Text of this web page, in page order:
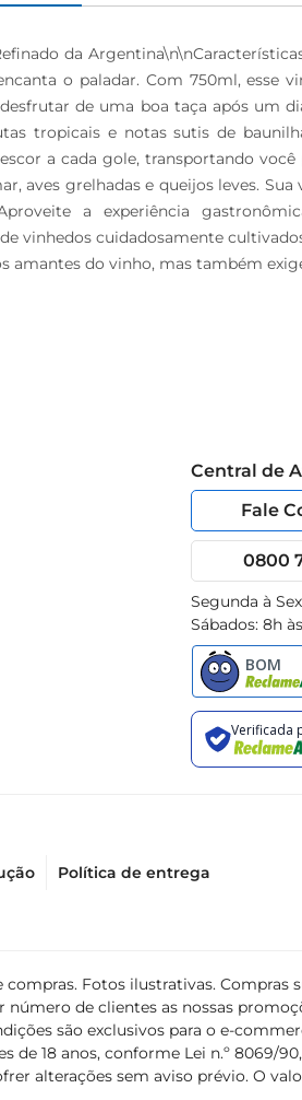
da
o paladar. Com 750ml,
de uma boa taça após um
tropicais e notas sutis de
a cada gole, transportando
aves grelhadas e queijos leves.
a experiência
vinhedos cuidadosamente
do vinho, mas também
Central de
Fale
0800
Segunda à
Sábados: 8h
Política de entrega
Fotos ilustrativas.
de clientes as nossas
são exclusivos para o e-
18 anos, conforme Lei n.º 8069/
alterações sem aviso prévio. O